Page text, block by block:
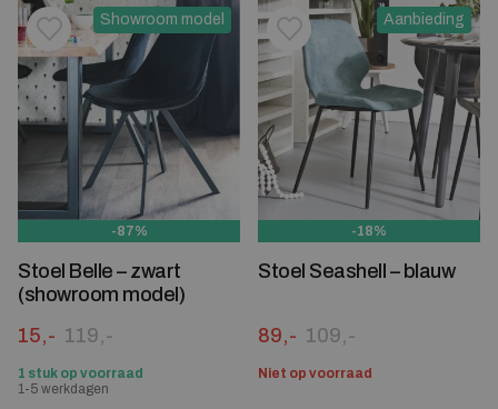
Showroom model
Toevoegen aan verlanglijstje
Verwijderen van verlanglijst
-87%
Stoel Belle – zwart
(showroom model)
119,-
Oorspronkelijke prijs was: 119,-.
15,-
Huidige prijs is: 15,-.
1 stuk op voorraad
1-5 werkdagen
Aanbieding
Toevoegen aan
Verwijderen van verlanglijst
-18%
Stoel Seashell – blauw
109,-
Oorspronkelijke prijs
89,-
Huidige prijs is: 89,-.
Niet op voorraad